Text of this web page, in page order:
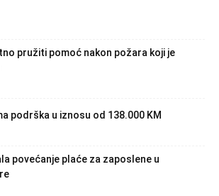
pružiti pomoć nakon požara koji je
podrška u iznosu od 138.000 KM
povećanje plaće za zaposlene u